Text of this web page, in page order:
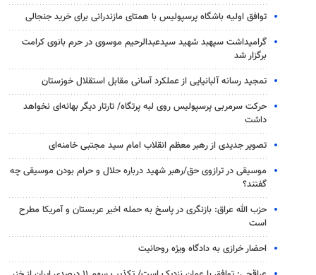
توافق اولیه باشگاه پرسپولیس با همتای مازندرانی برای خرید جنجالی
گرامیداشت سپهبد شهید سیدعبدالرحیم موسوی در حرم بانوی کرامت
برگزار شد
تمجید رسانه آلبانیایی از عملکرد آسانی مقابل استقلال خوزستان
حرکت سرمربی پرسپولیس روی لبه پرتگاه/ تارتار دیگر بهانه‌ای نخواهد
داشت
تصویر جدیدی از رهبر معظم انقلاب امام سید مجتبی خامنه‌ای
موسیقی در ترازوی حق/رهبر شهید درباره حلال و حرام بودن موسیقی چه
گفتند؟
حزب الله عراق: بازنگری در پاسخ به حمله اخیر عربستان و آمریکا مطرح
است
احضار خرازی به دادگاه ویژه روحانیت